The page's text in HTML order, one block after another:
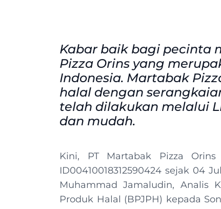
Kabar baik bagi pecinta
Pizza Orins yang
Indonesia. Martabak
halal dengan
telah dilakukan melalui
dan mudah.
Kini, PT Martabak Pizza
ID00410018312590424 sejak 04
Muhammad Jamaludin, Analis
Produk Halal (BPJPH) kepada